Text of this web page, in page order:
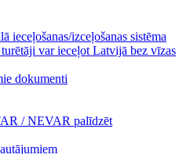
ieceļošanas/izceļošanas sistēma
var ieceļot Latvijā bez vīzas
dokumenti
/ NEVAR palīdzēt